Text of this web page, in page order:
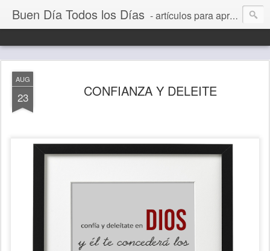
Buen Día Todos los Días - artículos para aprender a vivir mejor, un día a la vez. Por Juan C Quintero
AUG
23 CONFIANZA Y DELEITE